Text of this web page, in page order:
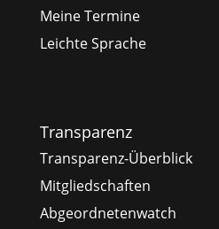
Meine Termine
Leichte Sprache
Transparenz
Transparenz-Überblick
Mitgliedschaften
Abgeordnetenwatch